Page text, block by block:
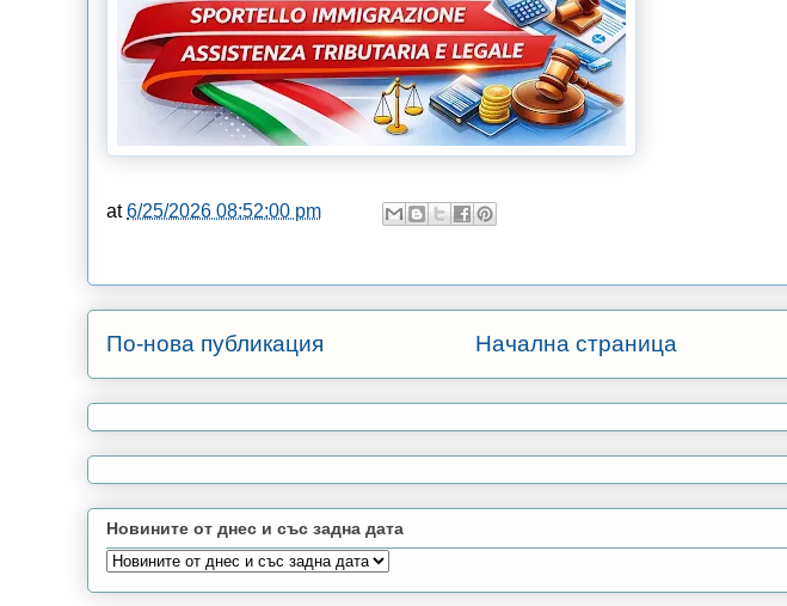
at6/25/2026 08:52:00 pm
По-нова публикация Начална страница
Новините от днес и със задна дата